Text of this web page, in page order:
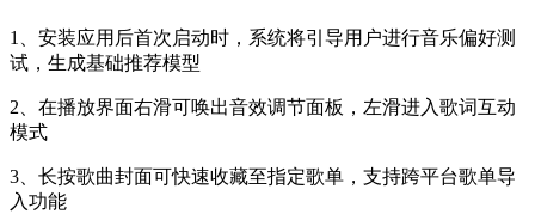
1、安装应用后首次启动时，系统将引导用户进行音乐偏好测
试，生成基础推荐模型
2、在播放界面右滑可唤出音效调节面板，左滑进入歌词互动
模式
3、长按歌曲封面可快速收藏至指定歌单，支持跨平台歌单导
入功能